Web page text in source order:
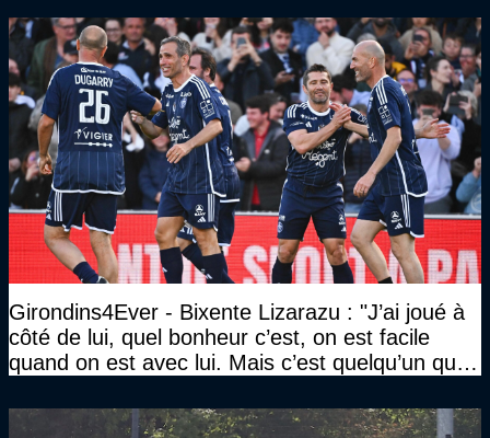
Girondins4Ever - Bixente Lizarazu : "J’ai joué à
côté de lui, quel bonheur c’est, on est facile
quand on est avec lui. Mais c’est quelqu’un qui